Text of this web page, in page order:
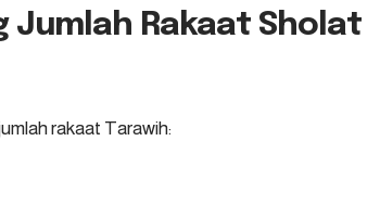
Jumlah Rakaat Sholat
rakaat Tarawih: